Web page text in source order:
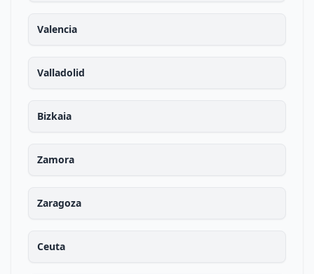
Valencia
Valladolid
Bizkaia
Zamora
Zaragoza
Ceuta